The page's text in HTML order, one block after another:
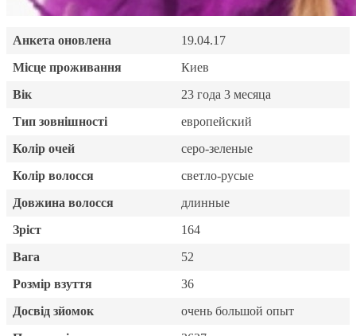
Анкета оновлена
19.04.17
Місце проживання
Киев
Вік
23 года 3 месяца
Тип зовнішності
европейский
Колір очей
серо-зеленые
Колір волосся
светло-русые
Довжина волосся
длинные
Зріст
164
Вага
52
Розмір взуття
36
Досвід зйомок
очень большой опыт